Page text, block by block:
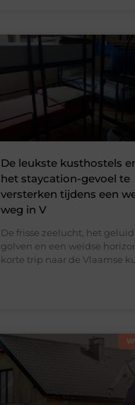
De leukste kusthostels
het staycation-gevoel te
versterken tijdens een
weg in V
De frisse zeelucht, het
golven en een weidse
korte trip naar de Vlaamse